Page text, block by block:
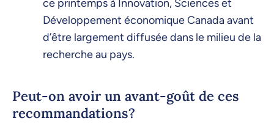
ce printemps à Innovation, Sciences et
Développement économique Canada avant
d’être largement diffusée dans le milieu de la
recherche au pays.
Peut-on avoir un avant-goût de ces
recommandations?